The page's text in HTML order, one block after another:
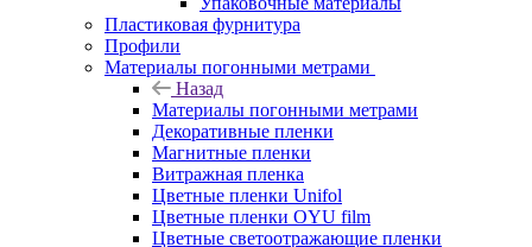
Пластиковая фурнитура
Профили
Материалы погонными метрами
Назад
Материалы погонными метрами
Декоративные пленки
Магнитные пленки
Витражная пленка
Цветные пленки Unifol
Цветные пленки OYU film
Цветные светоотражающие пленки